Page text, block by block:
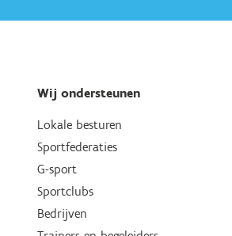
Wij ondersteunen
Lokale besturen
Sportfederaties
G-sport
Sportclubs
Bedrijven